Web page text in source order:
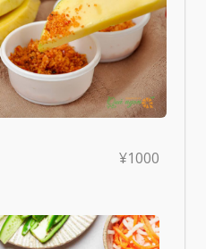
¥1000